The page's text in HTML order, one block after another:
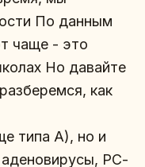
По данным
чаще - это
Но давайте
как
типа А), но и
РС-